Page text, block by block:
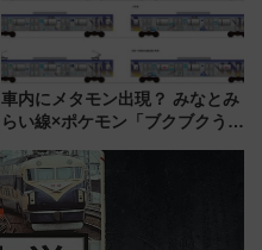
車内にメタモン出現？ みなとみ
らい線×ポケモン「ブクブクうみ
行開始に！ この夏は直通列車で
横浜へ！